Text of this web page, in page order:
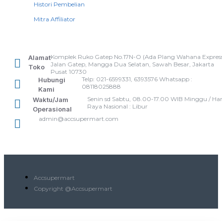
Histori Pembelian
Mitra Affiliator
Alamat
Toko
Komplek Ruko Gatep No.17N-O (Ada Plang Wahana
Jalan Gatep, Mangga Dua Selatan, Sawah Besar, Jakarta
Pusat 10730
Hubungi
Kami
Telp: 021-6599331, 6393576 Whatsapp :
08118025888
Waktu/Jam
Operasional
Senin sd Sabtu, 08.00-17.00 WIB Minggu /
Raya Nasional : Libur
admin@accsupermart.com
Accsupermart
Copyright @Accsupermart